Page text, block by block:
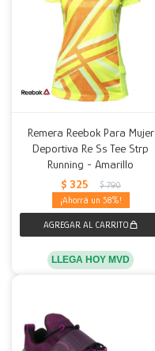
Remera Reebok Para Mujer
Deportiva Re Ss Tee Strp
Running - Amarillo
$ 325 $ 790
58
LLEGA HOY MVD